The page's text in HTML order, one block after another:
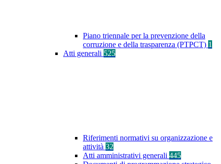
Piano triennale per la prevenzione della
corruzione e della trasparenza (PTPCT) 1
Atti generali 525
Riferimenti normativi su organizzazione e
attività 32
Atti amministrativi generali 445